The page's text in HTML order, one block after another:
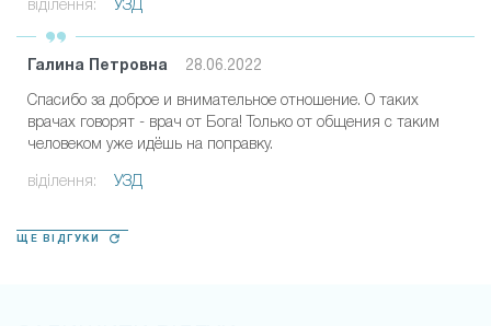
віділення: УЗД
Галина Петровна 28.06.2022
Спасибо за доброе и внимательное отношение. О таких
врачах говорят - врач от Бога! Только от общения с таким
человеком уже идёшь на поправку.
віділення: УЗД
ЩЕ ВІДГУКИ